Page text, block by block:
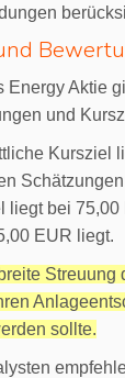
Energy Aktie
und
Kursziel
liegt bei
EUR liegt.
Streuung
sollte.